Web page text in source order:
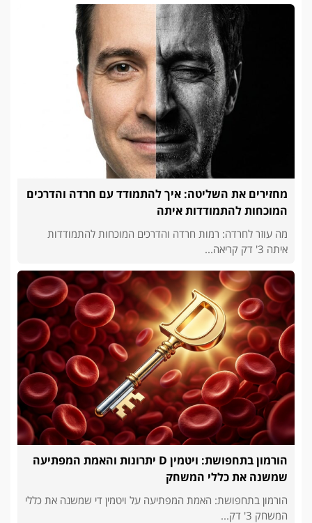
מחזירים את השליטה: איך להתמודד עם חרדה והדרכים
המוכחות להתמודדות איתה
מה עוזר לחרדה: רמות חרדה והדרכים המוכחות להתמודדות
איתה 3' דק קריאה...
הורמון בתחפושת: ויטמין D יתרונות והאמת המפתיעה
שמשנה את כללי המשחק
הורמון בתחפושת: האמת המפתיעה על ויטמין די שמשנה את כללי
המשחק 3' דק...